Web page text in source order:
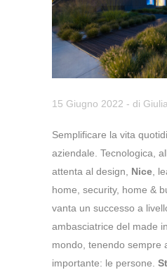
15 Giugno 2022 - di
Semplificare la vita
aziendale. Tecnologica,
attenta al design, Nice ,
home, security, home &
vanta un successo a
ambasciatrice del made
mondo, tenendo sempre
importante: le persone.